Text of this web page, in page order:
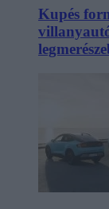
Kupés